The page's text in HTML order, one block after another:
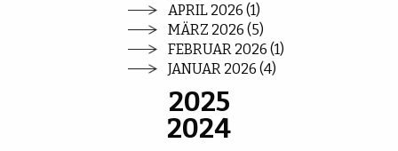
APRIL 2026 (1)
MÄRZ 2026 (5)
FEBRUAR 2026 (1)
JANUAR 2026 (4)
2025
2024